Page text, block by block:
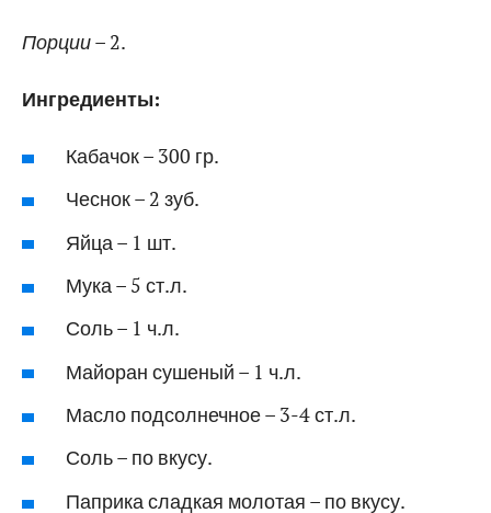
Порции– 2.
Ингредиенты:
Кабачок – 300 гр.
Чеснок – 2 зуб.
Яйца – 1 шт.
Мука – 5 ст.л.
Соль – 1 ч.л.
Майоран сушеный – 1 ч.л.
Масло подсолнечное – 3-4 ст.л.
Соль – по вкусу.
Паприка сладкая молотая – по вкусу.